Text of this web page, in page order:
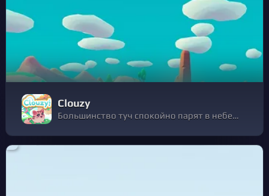
Clouzy
Большинство туч спокойно парят в небесах, но эти милашки требуют ухода в своеобразном детсаде! Исследуйте мир, собирайте вкуснейшие фрукты и готовьте различные блюда в этой милой и доброй игре-ферме.